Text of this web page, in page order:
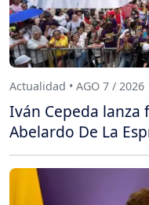
Actualidad • AGO 7 / 2026
Iván Cepeda
Abelardo De La